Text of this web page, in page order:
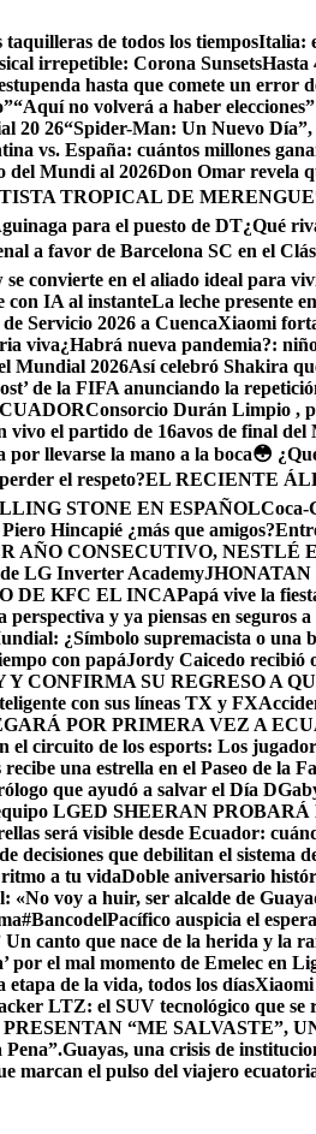
de todos los tiemposItalia:
irrepetible: Corona SunsetsHasta
hasta que comete un error
“Aquí no volverá a haber
20 26“Spider-Man: Un Nuevo Día”,
vs. España: cuántos millones
del Mundi al 2026Don Omar revela
TROPICAL DE
para el puesto de DT¿Qué
a favor de Barcelona SC en el
convierte en el aliado ideal para
con IA al instanteLa leche presente
Servicio 2026 a CuencaXiaomi
viva¿Habrá nueva pandemia?:
Mundial 2026Así celebró Shakira
de la FIFA anunciando la
Consorcio Durán Limpio ,
vivo el partido de 16avos de final del
llevarse la mano a la boca😳
el respeto?EL RECIENTE
STONE EN ESPAÑOLCoca-
Hincapié ¿más que amigos?
AÑO CONSECUTIVO, NESTLÉ
LG Inverter AcademyJHONATAN
DE KFC EL INCAPapá vive la
perspectiva y ya piensas en seguros
¿Símbolo supremacista o una
con papáJordy Caicedo recibió
CONFIRMA SU REGRESO A
con sus líneas TX y FX
POR PRIMERA VEZ A
el circuito de los esports: Los
una estrella en el Paseo de la
que ayudó a salvar el Día D
LGED SHEERAN
será visible desde Ecuador:
decisiones que debilitan el sistema
a tu vidaDoble aniversario
«No voy a huir, ser alcalde de
#BancodelPacífico auspicia el
canto que nace de la herida y la
por el mal momento de Emelec en
de la vida, todos los díasXiaomi
LTZ: el SUV tecnológico que se
“ME SALVASTE”,
Guayas, una crisis de
marcan el pulso del viajero